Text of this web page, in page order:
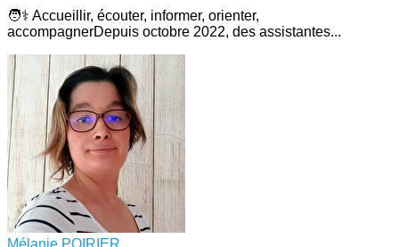
🧑⚕️ Accueillir, écouter, informer, orienter,
accompagnerDepuis octobre 2022, des assistantes...